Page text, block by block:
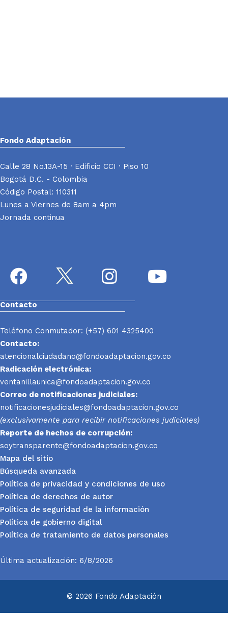
Fondo Adaptación
Calle 28 No.13A-15 · Edificio CCI · Piso 10
Bogotá D.C. - Colombia
Código Postal: 110311
Lunes a Viernes de 8am a 4pm
Jornada continua
Contacto
Teléfono Conmutador: (+57) 601 4325400
Contacto:
atencionalciudadano@fondoadaptacion.gov.co
Radicación electrónica:
ventanillaunica@fondoadaptacion.gov.co
Correo de notificaciones judiciales:
notificacionesjudiciales@fondoadaptacion.gov.co
(exclusivamente para recibir notificaciones judiciales)
Reporte de hechos de corrupción:
soytransparente@fondoadaptacion.gov.co
Mapa del sitio
Búsqueda avanzada
Política de privacidad y condiciones de uso
Política de derechos de autor
Política de seguridad de la información
Política de gobierno digital
Política de tratamiento de datos personales
Última actualización: 6/8/2026
© 2026 Fondo Adaptación